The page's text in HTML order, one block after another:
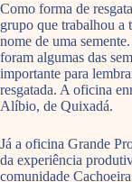
Como forma de
grupo que trabalhou a
nome de uma
foram algumas das
importante para
resgatada. A oficina
Alíbio, de Quixadá.
Já a oficina Grande
da experiência
comunidade